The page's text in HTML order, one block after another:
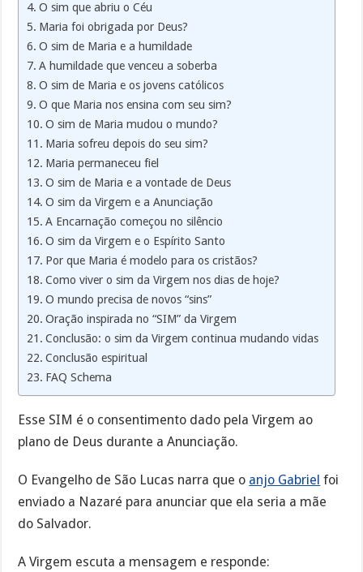
O sim que abriu o Céu
Maria foi obrigada por Deus?
O sim de Maria e a humildade
A humildade que venceu a soberba
O sim de Maria e os jovens católicos
O que Maria nos ensina com seu sim?
O sim de Maria mudou o mundo?
Maria sofreu depois do seu sim?
Maria permaneceu fiel
O sim de Maria e a vontade de Deus
O sim da Virgem e a Anunciação
A Encarnação começou no silêncio
O sim da Virgem e o Espírito Santo
Por que Maria é modelo para os cristãos?
Como viver o sim da Virgem nos dias de hoje?
O mundo precisa de novos “sins”
Oração inspirada no “SIM” da Virgem
Conclusão: o sim da Virgem continua mudando vidas
Conclusão espiritual
FAQ Schema
Esse SIM é o consentimento dado pela Virgem ao
plano de Deus durante a Anunciação.
O Evangelho de São Lucas narra que o anjo Gabriel foi
enviado a Nazaré para anunciar que ela seria a mãe
do Salvador.
A Virgem escuta a mensagem e responde: